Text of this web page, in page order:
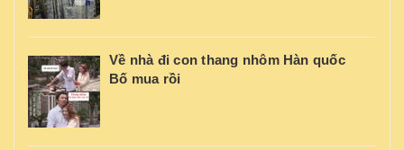
Về nhà đi con thang nhôm Hàn quốc
Bố mua rồi